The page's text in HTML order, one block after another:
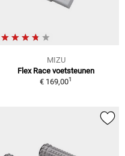
MIZU
Flex Race voetsteunen
€ 169,001